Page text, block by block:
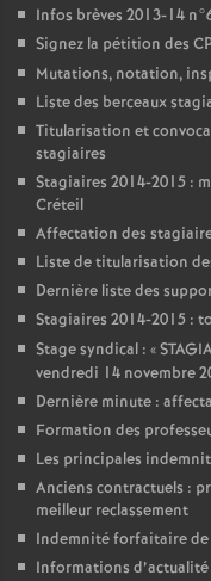
Infos brèves 2013-14
Signez la pétition des
Mutations, notation,
Liste des berceaux
Titularisation et
stagiaires
Stagiaires 2014-2015 :
Créteil
Affectation des
Liste de titularisation
Dernière liste des
Stagiaires 2014-2015 :
Stage syndical : «
vendredi 14 novembre
Dernière minute :
Formation des
Les principales
Anciens contractuels :
meilleur reclassement
Indemnité forfaitaire
Informations